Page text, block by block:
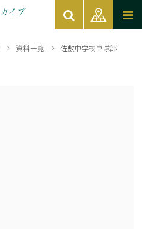
資料一覧 佐敷中学校卓球部